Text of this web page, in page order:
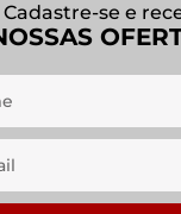
Cadastre-se e